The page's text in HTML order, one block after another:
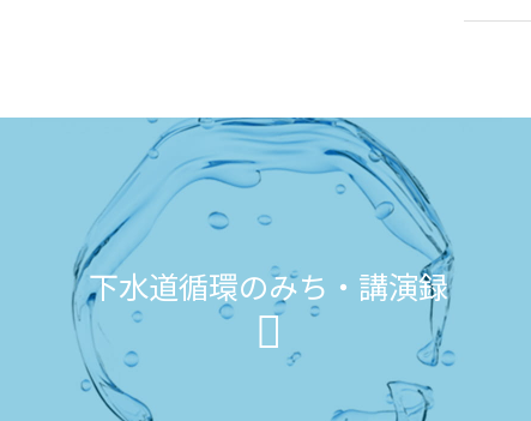
下水道循環のみち・講演録